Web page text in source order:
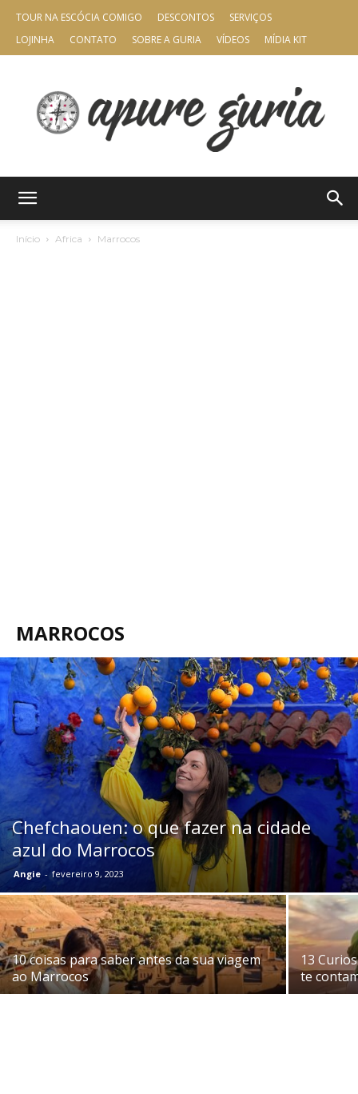
TOUR NA ESCÓCIA COMIGO DESCONTOS
SERVIÇOS
LOJINHA
CONTATO SOBRE A GURIA VÍDEOS MÍDIA KIT
Início Africa Marrocos
MARROCOS
Chefchaouen: o que fazer na cidade
azul do Marrocos
Angie - fevereiro 9, 2023
10 coisas para saber antes da sua viagem
ao Marrocos
13
te